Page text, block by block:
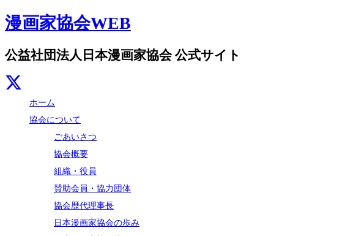
漫画家協会WEB
公益社団法人日本漫画家協会 公式サイト
ホーム
協会について
ごあいさつ
協会概要
組織・役員
賛助会員・協力団体
協会歴代理事長
日本漫画家協会の歩み